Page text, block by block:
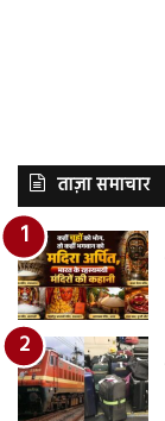
ताज़ा समाचार